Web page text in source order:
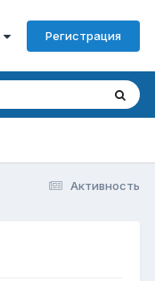
Регистрация
Активность